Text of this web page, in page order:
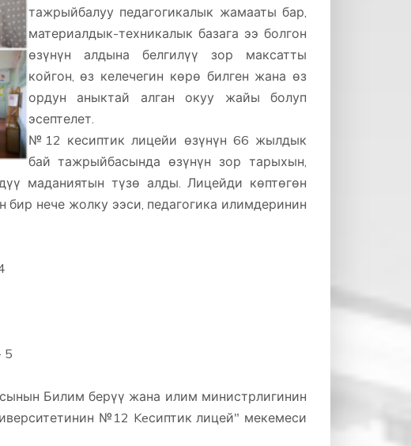
тажрыйбалуу педагогикалык жамааты бар,
материалдык-техникалык базага ээ болгон
өзүнүн алдына белгилүү зор максатты
койгон, өз келечегин көрө билген жана өз
ордун аныктай алган окуу жайы болуп
эсептелет.
№12 кесиптик лицейи өзүнүн 66 жылдык
бай тажрыйбасында өзүнүн зор тарыхын,
маданиятын түзө алды. Лицейди көптөгөн
нече жолку ээси, педагогика илимдеринин
5
Билим берүү жана илим министрлигинин
№12 Keсиптик лицей" мекемеси